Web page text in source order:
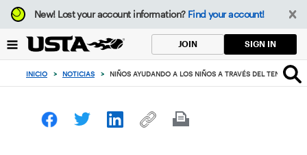
Enfoque
desde
botón
volver
principio
New!Lost your account information? Find your account!
JOIN SIGN IN
INICIO > NOTICIAS > NIÑOS AYUDANDO A LOS NIÑOS A TRAVÉS DEL TENIS